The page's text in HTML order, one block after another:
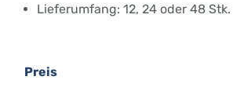
Lieferumfang: 12, 24 oder 48 Stk.
Preis